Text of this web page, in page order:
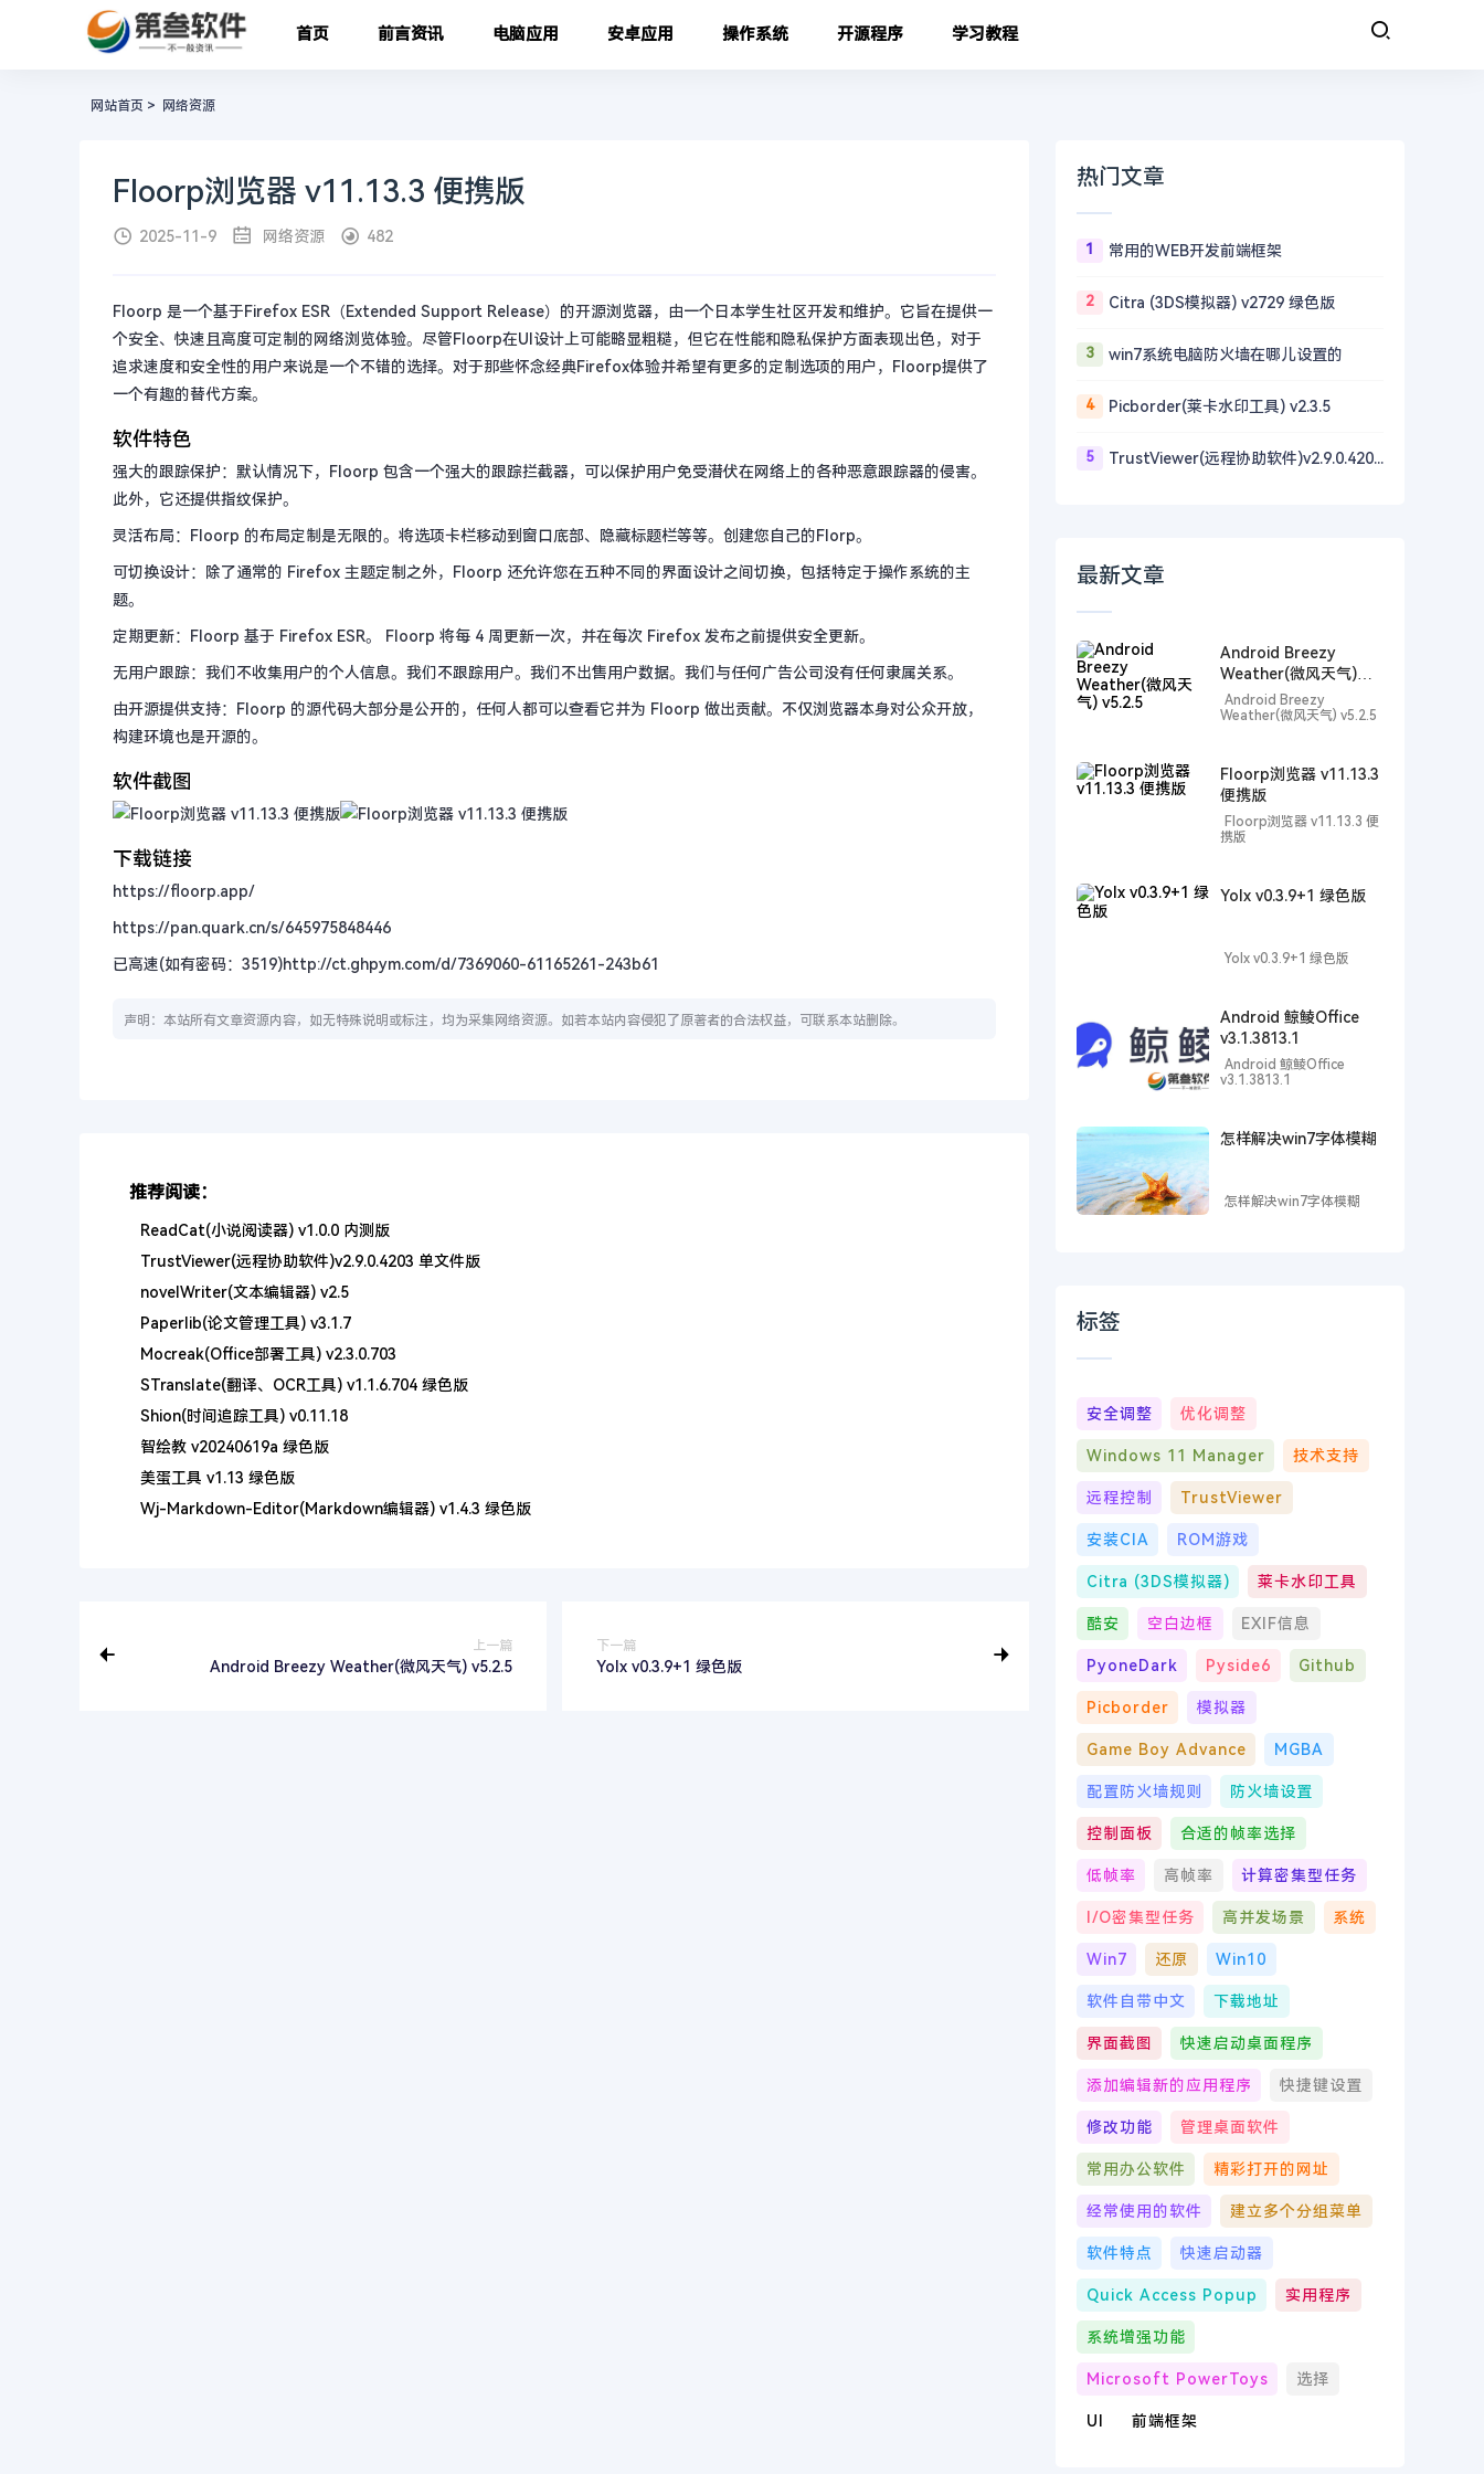
首页 前言资讯 电脑应用 安卓应用 操作系统 开源程序 学习教程
网站首页 > 网络资源
Floorp浏览器 v11.13.3 便携版
2025-11-9 网络资源 482
Floorp 是一个基于Firefox ESR（Extended Support Release）的开源浏览器，由一个日本学生社区开发和维护。它旨在提供一
个安全、快速且高度可定制的网络浏览体验。尽管Floorp在UI设计上可能略显粗糙，但它在性能和隐私保护方面表现出色，对于
追求速度和安全性的用户来说是一个不错的选择。对于那些怀念经典Firefox体验并希望有更多的定制选项的用户，Floorp提供了
一个有趣的替代方案。
软件特色
强大的跟踪保护：默认情况下，Floorp 包含一个强大的跟踪拦截器，可以保护用户免受潜伏在网络上的各种恶意跟踪器的侵害。
此外，它还提供指纹保护。
灵活布局：Floorp 的布局定制是无限的。将选项卡栏移动到窗口底部、隐藏标题栏等等。创建您自己的Florp。
可切换设计：除了通常的 Firefox 主题定制之外，Floorp 还允许您在五种不同的界面设计之间切换，包括特定于操作系统的主
题。
定期更新：Floorp 基于 Firefox ESR。 Floorp 将每 4 周更新一次，并在每次 Firefox 发布之前提供安全更新。
无用户跟踪：我们不收集用户的个人信息。我们不跟踪用户。我们不出售用户数据。我们与任何广告公司没有任何隶属关系。
由开源提供支持：Floorp 的源代码大部分是公开的，任何人都可以查看它并为 Floorp 做出贡献。不仅浏览器本身对公众开放，
构建环境也是开源的。
软件截图
下载链接
https://floorp.app/
https://pan.quark.cn/s/645975848446
已高速(如有密码：3519)http://ct.ghpym.com/d/7369060-61165261-243b61
声明：本站所有文章资源内容，如无特殊说明或标注，均为采集网络资源。如若本站内容侵犯了原著者的合法权益，可联系本站删除。
推荐阅读：
ReadCat(小说阅读器) v1.0.0 内测版
TrustViewer(远程协助软件)v2.9.0.4203 单文件版
novelWriter(文本编辑器) v2.5
Paperlib(论文管理工具) v3.1.7
Mocreak(Office部署工具) v2.3.0.703
STranslate(翻译、OCR工具) v1.1.6.704 绿色版
Shion(时间追踪工具) v0.11.18
智绘教 v20240619a 绿色版
美蛋工具 v1.13 绿色版
Wj-Markdown-Editor(Markdown编辑器) v1.4.3 绿色版
上一篇
Android Breezy Weather(微风天气) v5.2.5
下一篇
Yolx v0.3.9+1 绿色版
热门文章
1 常用的WEB开发前端框架
2 Citra (3DS模拟器) v2729 绿色版
3 win7系统电脑防火墙在哪儿设置的
4 Picborder(莱卡水印工具) v2.3.5
5 TrustViewer(远程协助软件)v2.9.0.4203 单文件版
最新文章
Android Breezy
Weather(微风天气)
v5.2.5
Android Breezy
Weather(微风天气) v5.2.5
Floorp浏览器 v11.13.3
便携版
Floorp浏览器 v11.13.3 便
携版
Yolx v0.3.9+1 绿色版
Yolx v0.3.9+1 绿色版
Android 鲸鲮Office
v3.1.3813.1
Android 鲸鲮Office
v3.1.3813.1
怎样解决win7字体模糊
怎样解决win7字体模糊
标签
安全调整 优化调整
Windows 11 Manager 技术支持
远程控制 TrustViewer
安装CIA ROM游戏
Citra (3DS模拟器) 莱卡水印工具
酷安 空白边框 EXIF信息
PyoneDark Pyside6 Github
Picborder 模拟器
Game Boy Advance MGBA
配置防火墙规则 防火墙设置
控制面板 合适的帧率选择
低帧率 高帧率 计算密集型任务
I/O密集型任务 高并发场景 系统
Win7 还原 Win10
软件自带中文 下载地址
界面截图 快速启动桌面程序
添加编辑新的应用程序 快捷键设置
修改功能 管理桌面软件
常用办公软件 精彩打开的网址
经常使用的软件 建立多个分组菜单
软件特点 快速启动器
Quick Access Popup 实用程序
系统增强功能
Microsoft PowerToys 选择
UI 前端框架